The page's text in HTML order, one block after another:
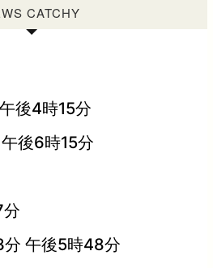
CATCHY
後4時15分
後6時15分
午後5時48分